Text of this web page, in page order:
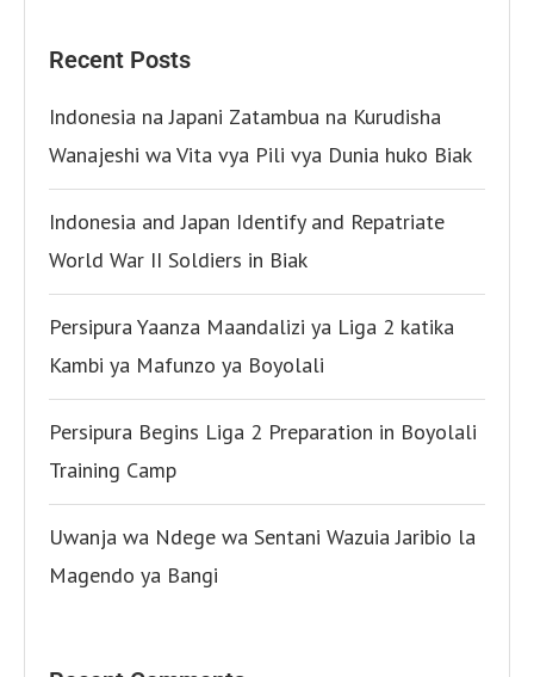
Recent Posts
Indonesia na Japani Zatambua na Kurudisha
Wanajeshi wa Vita vya Pili vya Dunia huko Biak
Indonesia and Japan Identify and Repatriate
World War II Soldiers in Biak
Persipura Yaanza Maandalizi ya Liga 2 katika
Kambi ya Mafunzo ya Boyolali
Persipura Begins Liga 2 Preparation in Boyolali
Training Camp
Uwanja wa Ndege wa Sentani Wazuia Jaribio la
Magendo ya Bangi